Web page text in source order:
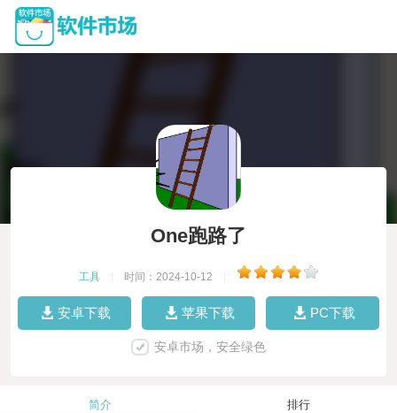
One跑路了
工具 时间：2024-10-12
安卓下载 苹果下载 PC下载
安卓市场，安全绿色
简介 排行